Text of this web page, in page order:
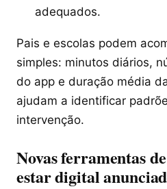
adequados.
Pais e escolas podem
simples: minutos diários,
do app e duração média
ajudam a identificar
intervenção.
Novas ferramentas
estar digital